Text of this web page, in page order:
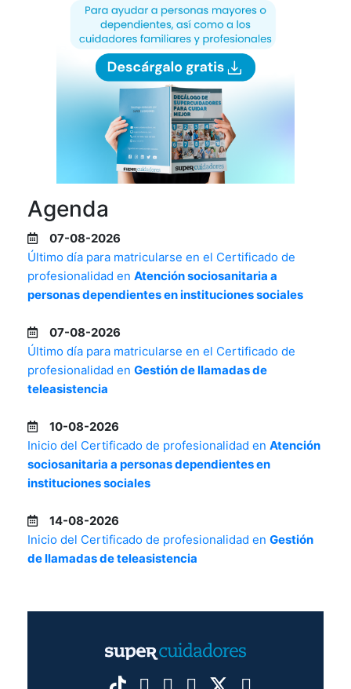
Agenda
07-08-2026
Último día para matricularse en el Certificado de
profesionalidad en Atención sociosanitaria a
personas dependientes en instituciones sociales
07-08-2026
Último día para matricularse en el Certificado de
profesionalidad en Gestión de llamadas de
teleasistencia
10-08-2026
Inicio del Certificado de profesionalidad en Atención
sociosanitaria a personas dependientes en
instituciones sociales
14-08-2026
Inicio del Certificado de profesionalidad en Gestión
de llamadas de teleasistencia